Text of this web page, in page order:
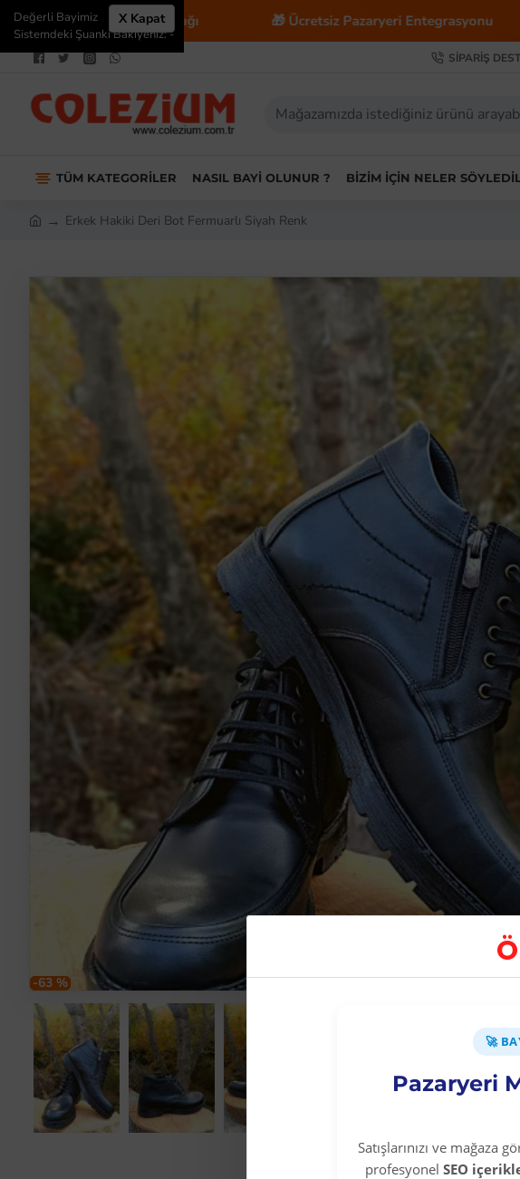
🚀
Pazaryeri
Satışlarınızı ve mağaza
profesyonel SEO
Danışmanlığı 🎁 Ücretsiz Pazaryeri Entegrasyonu 🔥
SIPARIŞ
TÜM KATEGORILER NASIL BAYI OLUNUR ? BIZIM İÇIN NELER
X Kapat
Değerli Bayimiz
Sistemdeki Şuanki Bakiyeniz: -
Erkek Hakiki Deri Bot Fermuarlı Siyah Renk
-63 %